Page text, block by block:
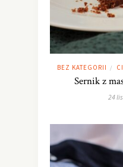
BEZ KATEGORII /
Sernik z
24